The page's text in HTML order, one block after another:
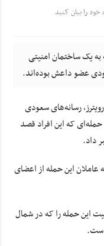
خود را بیان کنید
یک ساختمان امنیتی
عضو داعش بوده‌اند.
رسانه‌های سعودی
که این افراد قصد
داد.
این حمله از اعضای
این حمله را که در شمال